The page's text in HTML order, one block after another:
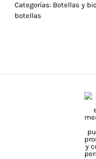
Categorías: Botellas y
botellas